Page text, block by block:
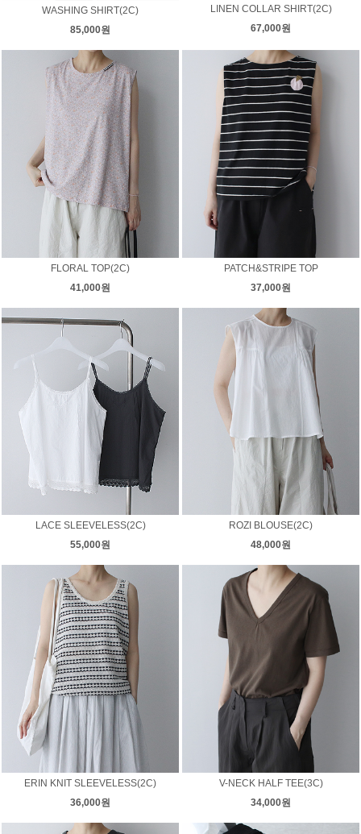
WASHING SHIRT(2C)
85,000원
LINEN COLLAR SHIRT(2C)
67,000원
FLORAL TOP(2C)
41,000원
PATCH&STRIPE TOP
37,000원
LACE SLEEVELESS(2C)
55,000원
ROZI BLOUSE(2C)
48,000원
ERIN KNIT SLEEVELESS(2C)
36,000원
V-NECK HALF TEE(3C)
34,000원